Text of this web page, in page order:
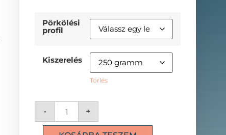
Pörkölési
profil
Kiszerelés
Törlés
- +